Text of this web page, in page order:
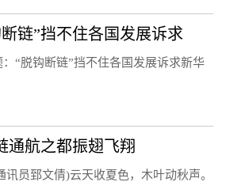
链”挡不住各国发展诉求
“脱钩断链”挡不住各国发展诉求新华
通航之都振翅飞翔
员郅文倩)云天收夏色，木叶动秋声。